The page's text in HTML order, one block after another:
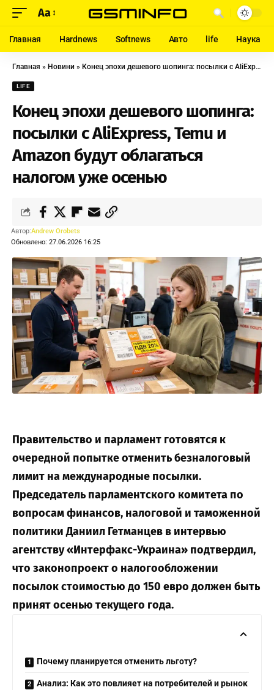
Aa
Главная Hardnews Softnews Авто life Наука
Главная » Новини » Конец эпохи дешевого шопинга: посылки с AliExpress, Temu и Amazon будут облагаться налогом уже осенью
LIFE
Конец эпохи дешевого шопинга:
посылки с AliExpress, Temu и
Amazon будут облагаться
налогом уже осенью
Обновлено: 27.06.2026 16:25
Автор:Andrew Orobets
Правительство и парламент готовятся к
очередной попытке отменить безналоговый
лимит на международные посылки.
Председатель парламентского комитета по
вопросам финансов, налоговой и таможенной
политики Даниил Гетманцев в интервью
агентству «Интерфакс-Украина» подтвердил,
что законопроект о налогообложении
посылок стоимостью до 150 евро должен быть
принят осенью текущего года.
Почему планируется отменить льготу?
Анализ: Как это повлияет на потребителей и рынок